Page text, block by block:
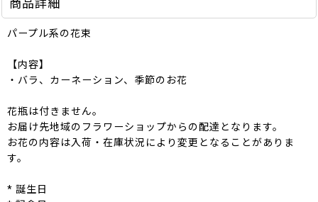
商品詳細
パープル系の花束
【内容】
・バラ、カーネーション、季節のお花
花瓶は付きません。
お届け先地域のフラワーショップからの配達となります。
お花の内容は入荷・在庫状況により変更となることがありま
す。
* 誕生日